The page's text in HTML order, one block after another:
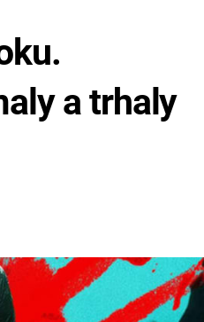
a trhaly